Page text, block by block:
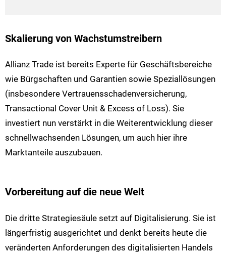
Skalierung von Wachstumstreibern
Allianz Trade ist bereits Experte für Geschäftsbereiche
wie Bürgschaften und Garantien sowie Speziallösungen
(insbesondere Vertrauensschadenversicherung,
Transactional Cover Unit & Excess of Loss). Sie
investiert nun verstärkt in die Weiterentwicklung dieser
schnellwachsenden Lösungen, um auch hier ihre
Marktanteile auszubauen.
Vorbereitung auf die neue Welt
Die dritte Strategiesäule setzt auf Digitalisierung. Sie ist
längerfristig ausgerichtet und denkt bereits heute die
veränderten Anforderungen des digitalisierten Handels